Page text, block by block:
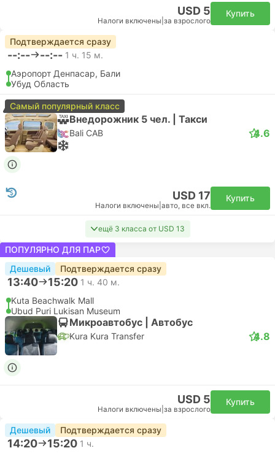
USD 5
Налоги включены за взрослого
Купить
Подтверждается сразу
--:-- --:-- 1 ч. 15 м.
Аэропорт Денпасар, Бали
Убуд Область
Самый популярный класс
Внедорожник 5 чел. | Такси
Bali CAB 4.6
USD 17
Налоги включены авто, все вкл.
Купить
ещё 3 класса от USD 13
ПОПУЛЯРНО ДЛЯ ПАР
Дешевый
Подтверждается сразу
13:40 15:20 1 ч. 40 м.
Kuta Beachwalk Mall
Ubud Puri Lukisan Museum
Микроавтобус | Автобус
Kura Kura Transfer 4.8
USD 5
Налоги включены за взрослого
Купить
Дешевый Подтверждается сразу
14:20 15:20 1 ч.